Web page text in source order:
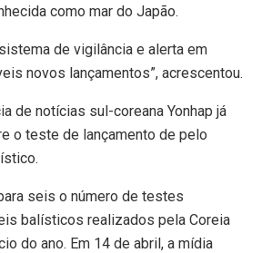
como mar do Japão.
de vigilância e alerta em
novos lançamentos”, acrescentou.
de notícias sul-coreana Yonhap já
o teste de lançamento de pelo
seis o número de testes
balísticos realizados pela Coreia
do ano. Em 14 de abril, a mídia